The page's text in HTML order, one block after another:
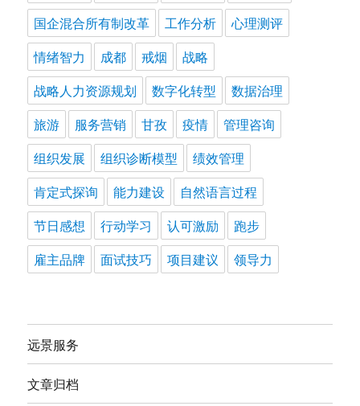
国企混合所有制改革
工作分析
心理测评
情绪智力
成都 戒烟
战略
战略人力资源规划
数字化转型
数据治理
旅游
服务营销 甘孜 疫情
管理咨询
组织发展
组织诊断模型
绩效管理
肯定式探询
能力建设
自然语言过程
节日感想
行动学习 认可激励
跑步
雇主品牌
面试技巧 项目建议 领导力
远景服务
文章归档